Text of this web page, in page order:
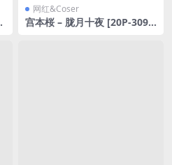
网红&Coser
宫本桜 – 胧月十夜 [20P-309